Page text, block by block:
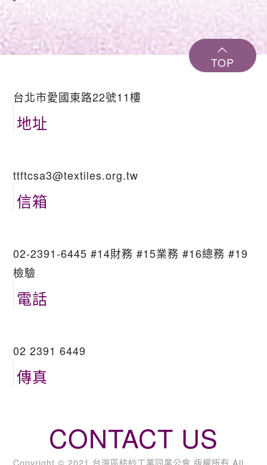
台北市愛國東路22號11樓
地址
ttftcsa3@textiles.org.tw
信箱
02-2391-6445 #14財務 #15業務 #16總務 #19
檢驗
電話
02 2391 6449
傳真
TOP
CONTACT US
Copyright © 2021 台灣區紡紗工業同業公會 版權所有 All